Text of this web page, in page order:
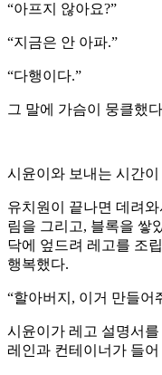
“아프지 않아요?”
“지금은 안 아파.”
“다행이다.”
그 말에 가슴이 뭉클했
시윤이와 보내는 시간
유치원이 끝나면 데려
림을 그리고, 블록을 쌓
닥에 엎드려 레고를 조
행복했다.
“할아버지, 이거 만들어
시윤이가 레고 설명서
레인과 컨테이너가 들어